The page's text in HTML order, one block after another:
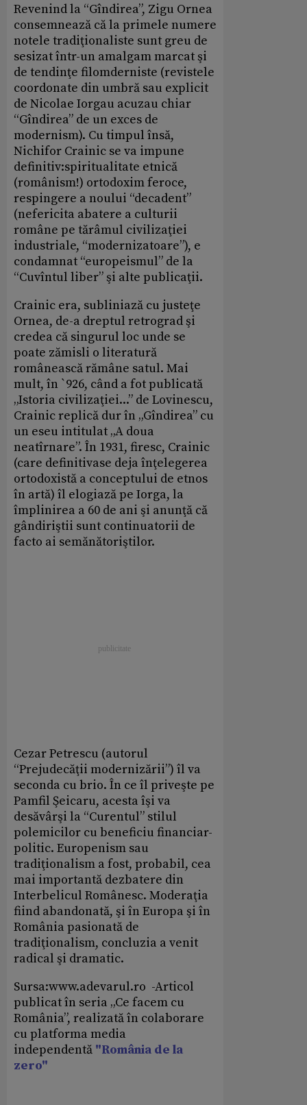
Revenind la “Gîndirea”, Zigu Ornea
consemnează că la primele numere
notele tradiţionaliste sunt greu de
sesizat într-un amalgam marcat şi
de tendinţe filomderniste (revistele
coordonate din umbră sau explicit
de Nicolae Iorgau acuzau chiar
“Gîndirea” de un exces de
modernism). Cu timpul însă,
Nichifor Crainic se va impune
definitiv:spiritualitate etnică
(românism!) ortodoxim feroce,
respingere a noului “decadent”
(nefericita abatere a culturii
române pe tărâmul civilizaţiei
industriale, “modernizatoare”), e
condamnat “europeismul” de la
“Cuvîntul liber” şi alte publicaţii.
Crainic era, subliniază cu justeţe
Ornea, de-a dreptul retrograd şi
credea că singurul loc unde se
poate zămisli o literatură
românească rămâne satul. Mai
mult, în `926, când a fot publicată
„Istoria civilizaţiei...” de Lovinescu,
Crainic replică dur în „Gîndirea” cu
un eseu intitulat „A doua
neatîrnare”. În 1931, firesc, Crainic
(care definitivase deja înţelegerea
ortodoxistă a conceptului de etnos
în artă) îl elogiază pe Iorga, la
împlinirea a 60 de ani şi anunţă că
gândiriştii sunt continuatorii de
facto ai semănătoriştilor.
Cezar Petrescu (autorul
“Prejudecăţii modernizării”) îl va
seconda cu brio. În ce îl priveşte pe
Pamfil Şeicaru, acesta îşi va
desăvârşi la “Curentul” stilul
polemicilor cu beneficiu financiar-
politic. Europenism sau
tradiţionalism a fost, probabil, cea
mai importantă dezbatere din
Interbelicul Românesc. Moderaţia
fiind abandonată, şi în Europa şi în
România pasionată de
tradiţionalism, concluzia a venit
radical şi dramatic.
Sursa:www.adevarul.ro -Articol
publicat în seria „Ce facem cu
România”, realizată în colaborare
cu platforma media
independentă "România de la
zero"